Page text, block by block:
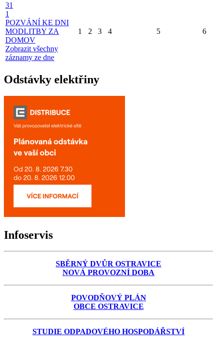
31
1
POZVÁNÍ KE DNI
MODLITBY ZA
DOMOV
Zobrazit všechny
záznamy ze dne
1 2 3 4 5 6
Odstávky elektřiny
Infoservis
SBĚRNÝ DVŮR OSTRAVICE
NOVÁ PROVOZNÍ DOBA
POVODŇOVÝ PLÁN
OBCE OSTRAVICE
STUDIE ODPADOVÉHO HOSPODÁŘSTVÍ